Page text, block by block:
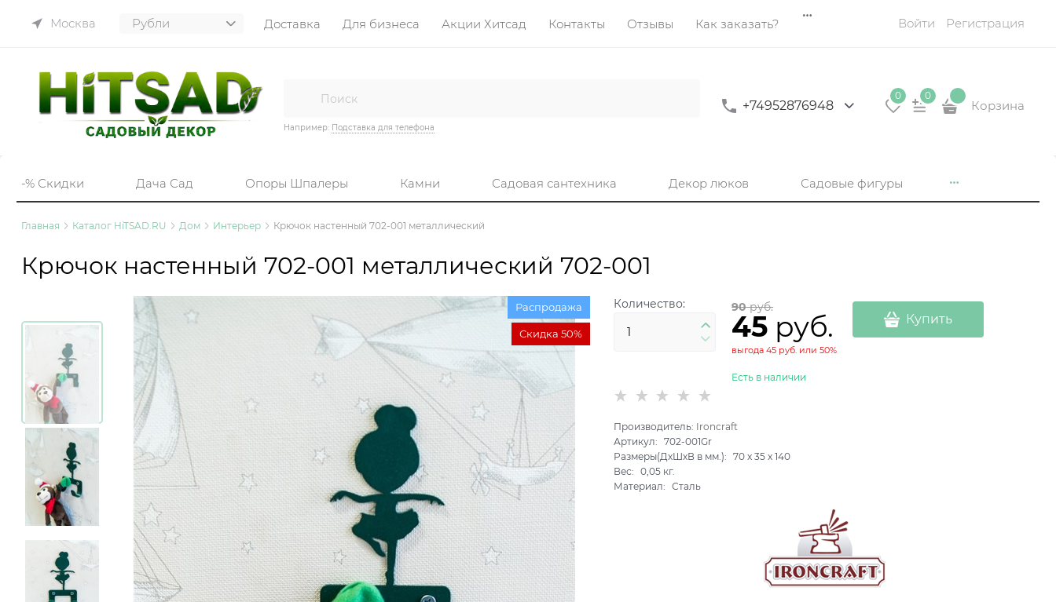
Москва Доставка Для бизнеса Акции Хитсад Контакты Отзывы Как заказать? Войти Регистрация
Например: Подставка для телефона
+74952876948
0 0
Корзина
-% Скидки Дача Сад Опоры Шпалеры Камни Садовая сантехника Декор люков Садовые фигуры
Главная Каталог HiTSAD.RU Дом Интерьер Крючок настенный 702-001 металлический
Крючок настенный 702-001 металлический 702-001
Распродажа
Скидка 50%
Количество: 90 руб.
45 руб.
выгода45 руб. или50%
Есть в наличии
Купить
Производитель: Ironcraft
Артикул:
702-001Gr
Размеры(ДхШхВ в мм.):
70 x35 x140
Вес:
0,05 кг.
Материал:
Сталь